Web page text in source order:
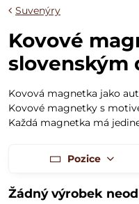
Suvenýry
Kovové
slovenským
Kovová magnetka jako
Kovové magnetky s
Každá magnetka má
Pozice